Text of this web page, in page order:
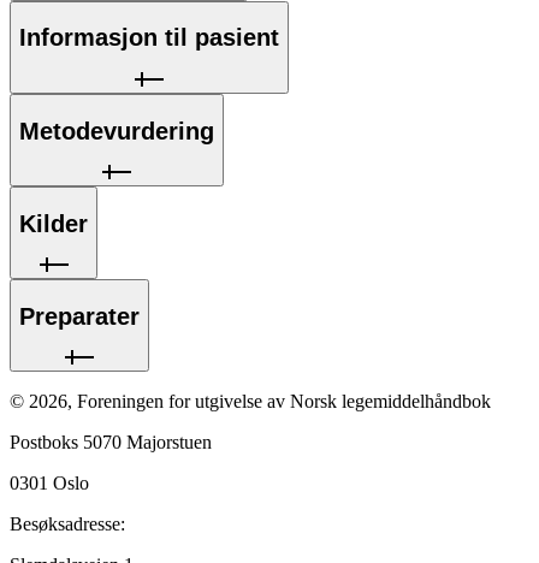
Informasjon til pasient
Metodevurdering
Kilder
Preparater
© 2026, Foreningen for utgivelse av Norsk legemiddelhåndbok
Postboks 5070 Majorstuen
0301 Oslo
Besøksadresse: